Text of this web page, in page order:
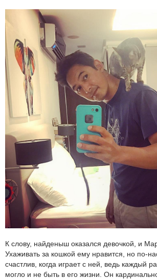
К слову, найденыш оказался девочкой, и
Ухаживать за кошкой ему нравится, но по-
счастлив, когда играет с ней, ведь каждый
могло и не быть в его жизни. Он